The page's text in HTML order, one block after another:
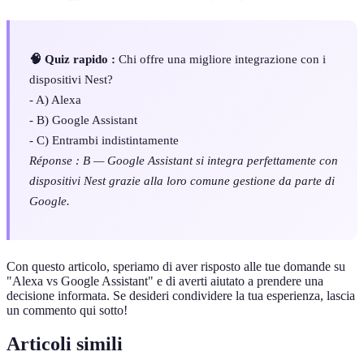
🧠 Quiz rapido : Chi offre una migliore integrazione con i
dispositivi Nest?
- A) Alexa
- B) Google Assistant
- C) Entrambi indistintamente
Réponse : B — Google Assistant si integra perfettamente con
dispositivi Nest grazie alla loro comune gestione da parte di
Google.
Con questo articolo, speriamo di aver risposto alle tue domande su
"Alexa vs Google Assistant" e di averti aiutato a prendere una
decisione informata. Se desideri condividere la tua esperienza, lascia
un commento qui sotto!
Articoli simili